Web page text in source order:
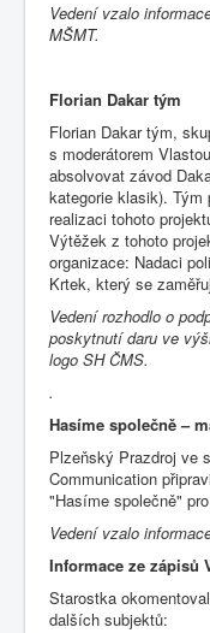
Vedení vzalo
MŠMT.
Florian Dakar tým
Florian Dakar tým,
s moderátorem
absolvovat závod
kategorie klasik). Tým
realizaci tohoto
Výtěžek z tohoto
organizace: Nadaci
Krtek, který se
Vedení rozhodlo o
poskytnutí daru ve
logo SH ČMS.
.
Hasíme společně –
Plzeňský Prazdroj ve
Communication
"Hasíme společně"
Vedení vzalo
Informace ze zápisů
Starostka
dalších subjektů: